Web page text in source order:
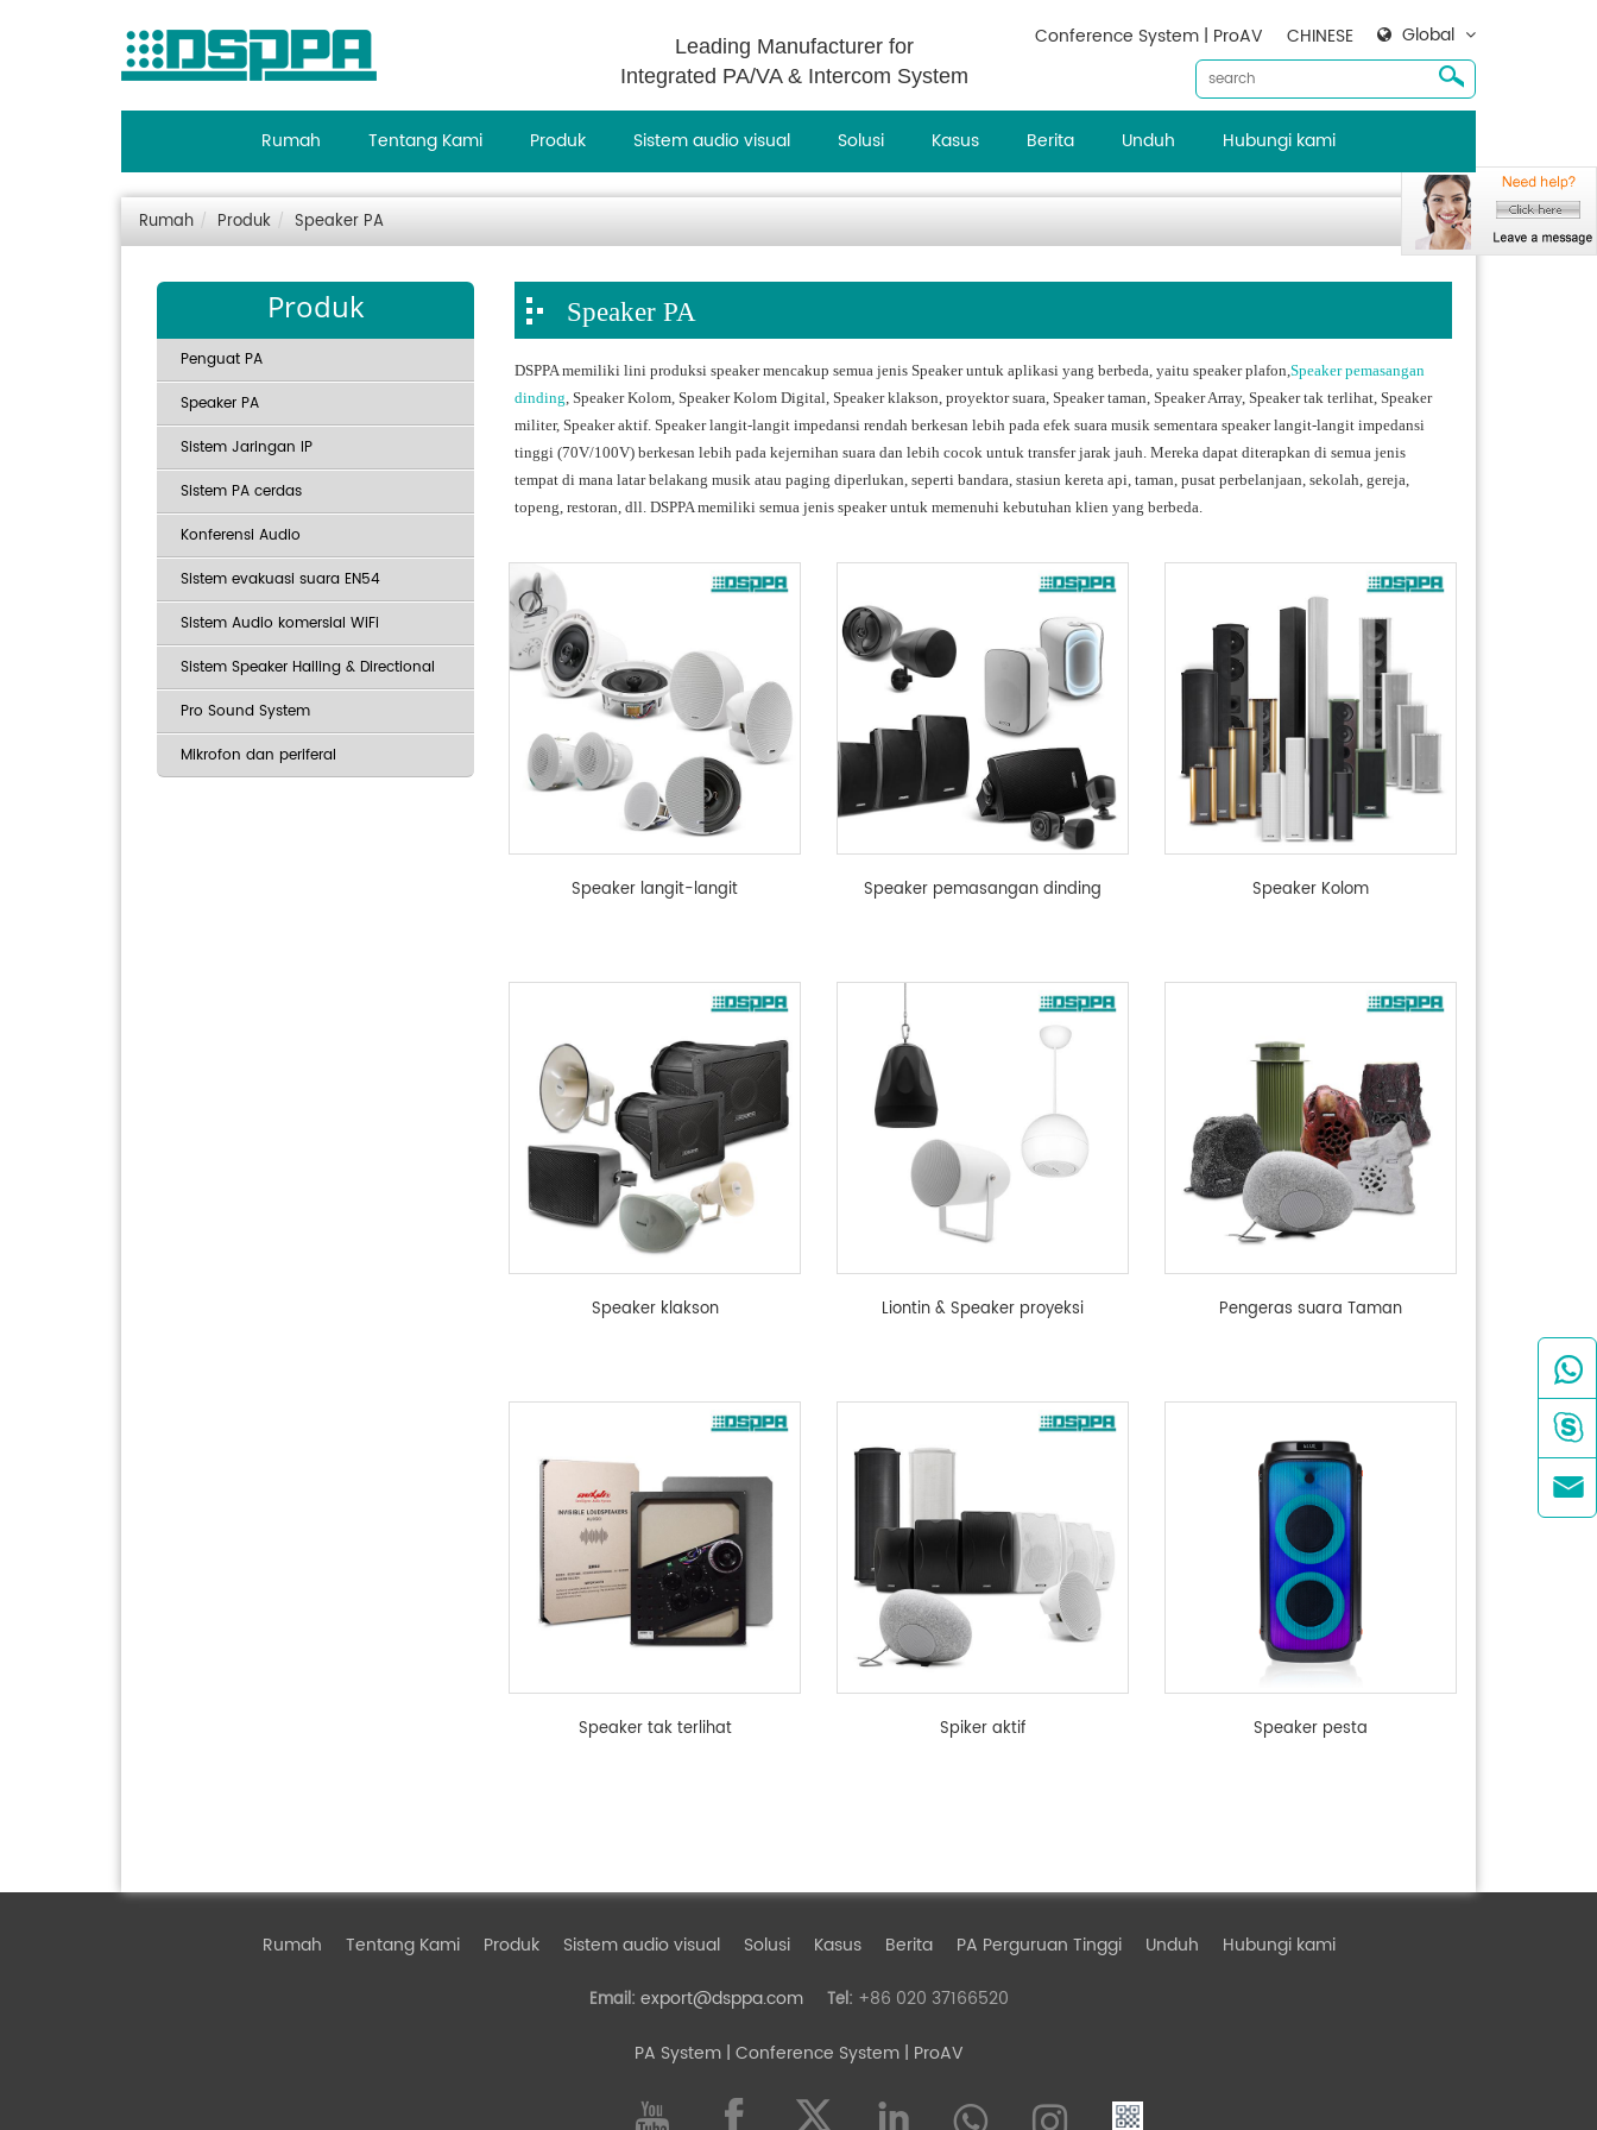
Leading Manufacturer for
Integrated PA/VA & Intercom System
Global
CHINESE
Conference System | ProAV
Rumah Tentang Kami Produk Sistem audio visual Solusi Kasus Berita Unduh Hubungi kami
Rumah Produk Speaker PA
Produk
Penguat PA
Speaker PA
Sistem Jaringan IP
Sistem PA cerdas
Konferensi Audio
Sistem evakuasi suara EN54
Sistem Audio komersial WiFi
Sistem Speaker Hailing & Directional
Pro Sound System
Mikrofon dan periferal
Speaker PA
DSPPA memiliki lini produksi speaker mencakup semua jenis Speaker untuk aplikasi yang berbeda, yaitu speaker plafon,Speaker pemasangan
dinding, Speaker Kolom, Speaker Kolom Digital, Speaker klakson, proyektor suara, Speaker taman, Speaker Array, Speaker tak terlihat, Speaker
militer, Speaker aktif. Speaker langit-langit impedansi rendah berkesan lebih pada efek suara musik sementara speaker langit-langit impedansi
tinggi (70V/100V) berkesan lebih pada kejernihan suara dan lebih cocok untuk transfer jarak jauh. Mereka dapat diterapkan di semua jenis
tempat di mana latar belakang musik atau paging diperlukan, seperti bandara, stasiun kereta api, taman, pusat perbelanjaan, sekolah, gereja,
topeng, restoran, dll. DSPPA memiliki semua jenis speaker untuk memenuhi kebutuhan klien yang berbeda.
Speaker langit-langit Speaker pemasangan dinding Speaker Kolom
Speaker klakson Liontin & Speaker proyeksi Pengeras suara Taman
Speaker tak terlihat Spiker aktif Speaker pesta
Rumah Tentang Kami Produk Sistem audio visual Solusi Kasus Berita PA Perguruan Tinggi Unduh Hubungi kami
Email: export@dsppa.com Tel: +86 020 37166520
PA System| Conference System | ProAV


